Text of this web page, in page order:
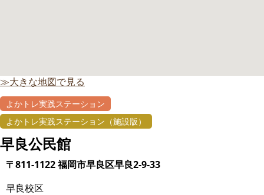
≫大きな地図で見る
よかトレ実践ステーション
よかトレ実践ステーション（施設版）
早良公民館
〒811-1122 福岡市早良区早良2-9-33
早良校区